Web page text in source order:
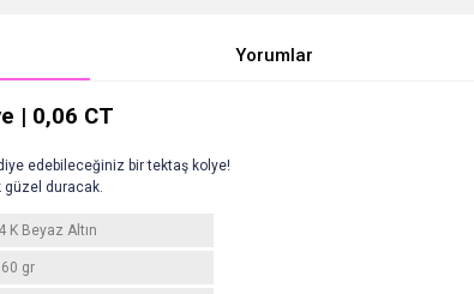
Yorumlar
| 0,06 CT
edebileceğiniz bir tektaş kolye!
güzel duracak.
K Beyaz Altın
gr